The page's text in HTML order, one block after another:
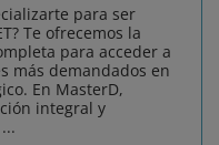
para ser
Te ofrecemos la
para acceder a
más demandados en
En MasterD,
integral y